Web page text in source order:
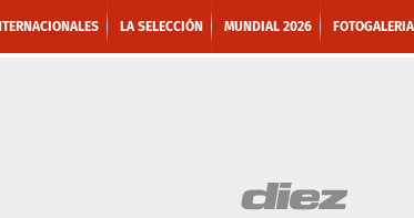
LA SELECCIÓN MUNDIAL 2026